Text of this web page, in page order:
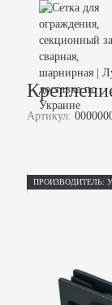
Артикул:
ПРОИЗВОДИТЕЛЬ: